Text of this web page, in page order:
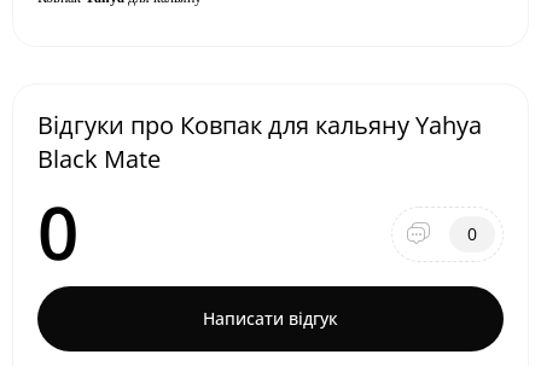
Відгуки про Ковпак для кальяну Yahya
Black Mate
0 0
Написати відгук